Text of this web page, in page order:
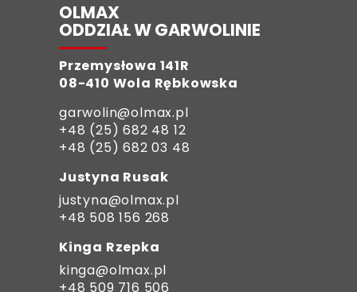
OLMAX
ODDZIAŁ W GARWOLINIE
Przemysłowa 141R
08-410 Wola Rębkowska
garwolin@olmax.pl
+48 (25) 682 48 12
+48 (25) 682 03 48
Justyna Rusak
justyna@olmax.pl
+48 508 156 268
Kinga Rzepka
kinga@olmax.pl
+48 509 716 506